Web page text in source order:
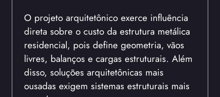
O projeto arquitetônico exerce influência
direta sobre o custo da estrutura metálica
residencial, pois define geometria, vãos
livres, balanços e cargas estruturais. Além
disso, soluções arquitetônicas mais
ousadas exigem sistemas estruturais mais